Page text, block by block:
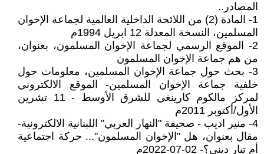
المصادر..
1- المادة (2) من اللائحة الداخلية العالمية لجماعة الإخوان
المسلمين، النسخة المعدلة 12 ابريل 1994م
2- الموقع الرسمي لجماعة الإخوان المسلمون، بعنوان،
من هم جماعة الإخوان المسلمون
3- بحث حول جماعة الإخوان المسلمين، معلومات حول
خلفية جماعة الإخوان المسلمين- الموقع الالكتروني
لمركز مالكوم كارينغي للشرق الأوسط - 11 تشرين
الأول/أكتوبر 2011م
4- منير اديب - صحيفة "النهار العربي" اللبنانية الالكترونية-
مقال بعنوان، هل "الإخوان المسلمون"... حركة اجتماعية
أم تيار ديني؟- 02-07-2022م